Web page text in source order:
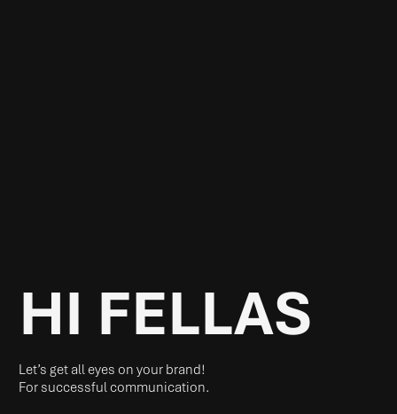
HI FELLAS
Let’s get all eyes on your brand!
For successful communication.